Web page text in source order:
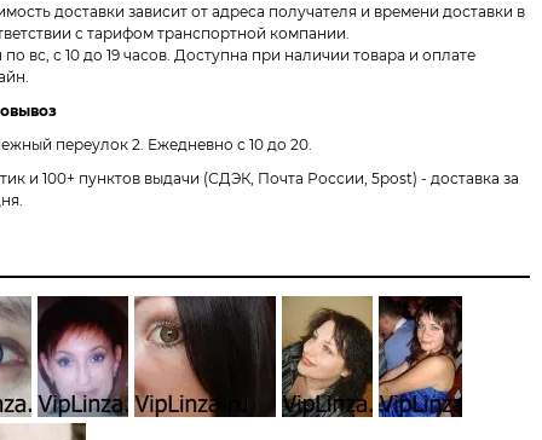
доставки зависит от адреса получателя и времени доставки в
с тарифом транспортной компании.
по вс, с 10 до 19 часов. Доступна при наличии товара и оплате
переулок 2. Ежедневно с 10 до 20.
и 100+ пунктов выдачи (СДЭК, Почта России, 5post) - доставка за